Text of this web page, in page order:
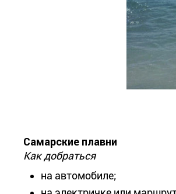
Самарские плавни
Как добраться
на автомобиле;